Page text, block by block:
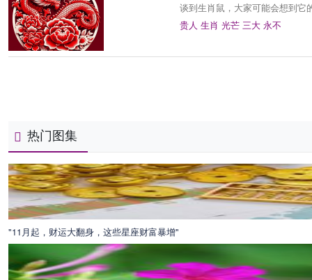
谈到生肖鼠，大家可能会想到它
贵人 生肖 光芒 三大 永不
热门图集
"11月起，财运大翻身，这些星座财富暴增"